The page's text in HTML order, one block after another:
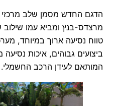
הדגם החדש מסמן שלב
מרצדס-בנץ ומביא עמו שילוב
טווח נסיעה ארוך במיוחד,
ביצועים גבוהים, איכות נסיעה
המותאם לעידן הרכב החשמלי.